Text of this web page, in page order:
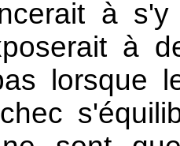
à
à
lorsque